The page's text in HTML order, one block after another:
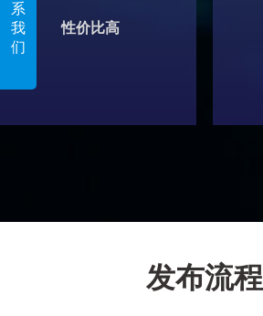
系
我
们
性价比高
发布流程